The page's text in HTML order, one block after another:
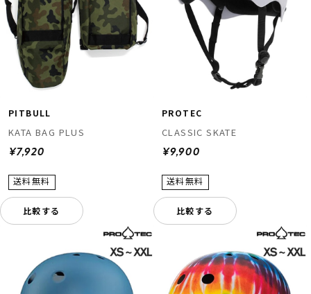
PITBULL
KATA BAG PLUS
¥7,920
比較する
PROTEC
CLASSIC SKATE
¥9,900
比較する